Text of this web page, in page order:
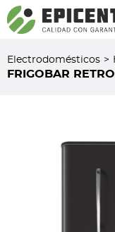
¿Olvidó su
Electrodomésticos >
FRIGOBAR